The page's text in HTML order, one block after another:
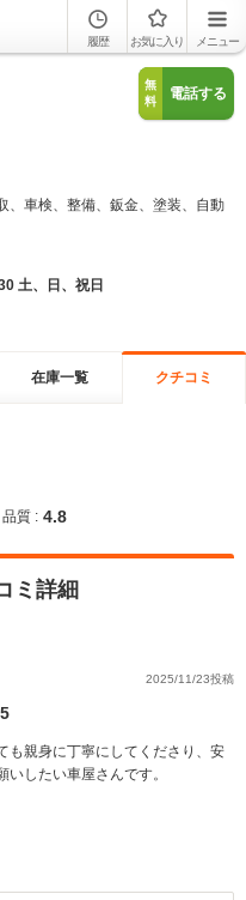
履歴 お気に入り メニュー
無
料
電話する
、車検、整備、鈑金、塗装、自動
土、日、祝日
在庫一覧 クチコミ
品質 : 4.8
ミ詳細
2025/11/23投稿
5
も親身に丁寧にしてくださり、安
したい車屋さんです。